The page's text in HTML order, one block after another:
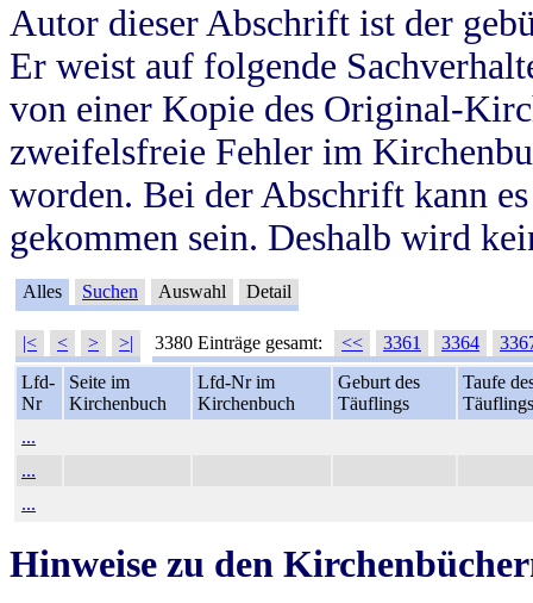
Autor dieser Abschrift ist der
Er weist auf folgende
von einer Kopie des Original-
zweifelsfreie Fehler im
worden. Bei der Abschrift kann
gekommen sein. Deshalb wird
Alles Suchen Auswahl Detail
|< < > >| 3380 Einträge gesamt: << 3361 3364
Lfd-
Nr
Seite im
Kirchenbuch
Lfd-Nr im
Kirchenbuch
Geburt des
Täuflings
Taufe
Täuflings
...
...
...
Hinweise zu den